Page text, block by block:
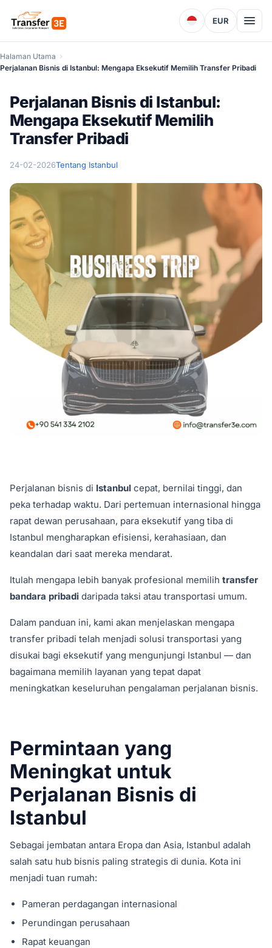
EUR
Halaman Utama
Perjalanan Bisnis di Istanbul: Mengapa Eksekutif Memilih Transfer Pribadi
Perjalanan Bisnis di Istanbul:
Mengapa Eksekutif Memilih
Transfer Pribadi
24-02-2026Tentang Istanbul
Perjalanan bisnis di Istanbul cepat, bernilai tinggi, dan
peka terhadap waktu. Dari pertemuan internasional hingga
rapat dewan perusahaan, para eksekutif yang tiba di
Istanbul mengharapkan efisiensi, kerahasiaan, dan
keandalan dari saat mereka mendarat.
Itulah mengapa lebih banyak profesional memilih transfer
bandara pribadi daripada taksi atau transportasi umum.
Dalam panduan ini, kami akan menjelaskan mengapa
transfer pribadi telah menjadi solusi transportasi yang
disukai bagi eksekutif yang mengunjungi Istanbul — dan
bagaimana memilih layanan yang tepat dapat
meningkatkan keseluruhan pengalaman perjalanan bisnis.
Permintaan yang
Meningkat untuk
Perjalanan Bisnis di
Istanbul
Sebagai jembatan antara Eropa dan Asia, Istanbul adalah
salah satu hub bisnis paling strategis di dunia. Kota ini
menjadi tuan rumah:
Pameran perdagangan internasional
Perundingan perusahaan
Rapat keuangan